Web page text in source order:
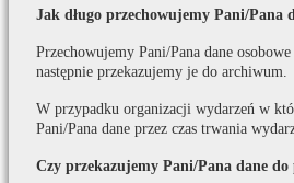
Jak długo przechowujemy Pani/Pana
Przechowujemy Pani/Pana dane
następnie przekazujemy je do archiwum.
W przypadku organizacji wydarzeń w
Pani/Pana dane przez czas trwania
Czy przekazujemy Pani/Pana dane do